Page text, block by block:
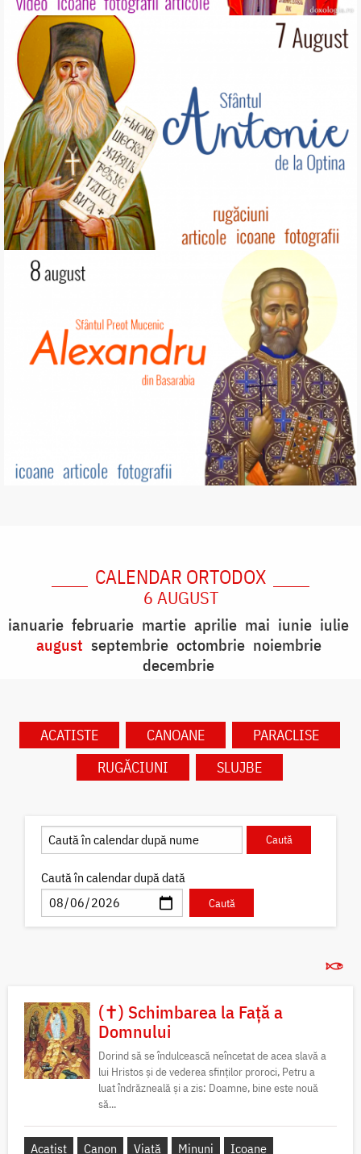
CALENDAR ORTODOX
6 AUGUST
ianuarie februarie martie aprilie mai iunie iulie
august septembrie octombrie noiembrie
decembrie
ACATISTE CANOANE
PARACLISE
RUGĂCIUNI
SLUJBE
Caută în calendar după dată
(✝) Schimbarea la Față a
Domnului
Dorind să se îndulcească neîncetat de acea slavă a
lui Hristos și de vederea sfinților proroci, Petru a
luat îndrăzneală și a zis: Doamne, bine este nouă
să...
Acatist Canon Viață Minuni Icoane